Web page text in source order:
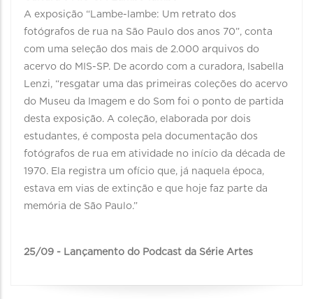
A exposição “Lambe-lambe: Um retrato dos
fotógrafos de rua na São Paulo dos anos 70”, conta
com uma seleção dos mais de 2.000 arquivos do
acervo do MIS-SP. De acordo com a curadora, Isabella
Lenzi, “resgatar uma das primeiras coleções do acervo
do Museu da Imagem e do Som foi o ponto de partida
desta exposição. A coleção, elaborada por dois
estudantes, é composta pela documentação dos
fotógrafos de rua em atividade no início da década de
1970. Ela registra um ofício que, já naquela época,
estava em vias de extinção e que hoje faz parte da
memória de São Paulo.”
25/09 - Lançamento do Podcast da Série Artes⠀